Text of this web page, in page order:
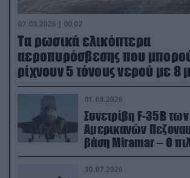
07.08.2026 | 00:02
Τα ρωσικά ελικόπτερα
αεροπυρόσβεσης που
ρίχνουν 5 τόνους νερού με
01.08.2026
Συνετρίβη F-35B των
Αμερικανών
βάση Miramar – Ο
εκτινάχθηκε
30.07.2026